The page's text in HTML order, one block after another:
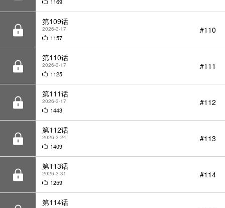
第110话
2026-3-17
1125
第111话
2026-3-17
1443
第112话
2026-3-24
1409
第113话
2026-3-31
1259
第114话
2026-4-7
1307
第115话
2026-4-14